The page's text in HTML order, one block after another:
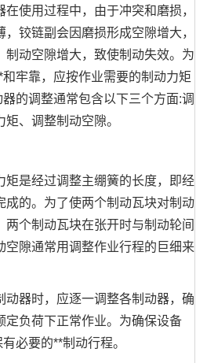
使用过程中，由于冲突和磨损，
铰链副会因磨损形成空隙增大，
制动空隙增大，致使制动失效。为
牢靠，应按作业需要的制动力矩
的调整通常包含以下三个方面:调
、调整制动空隙。
是经过调整主绷簧的长度，即经
成的。为了使两个制动瓦块对制动
个制动瓦块在张开时与制动轮间
空隙通常用调整作业行程的巨细来
器时，应逐一调整各制动器，确
定负荷下正常作业。为确保设备
必要的**制动行程。